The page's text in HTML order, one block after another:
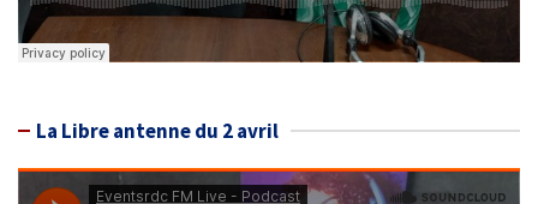
La Libre antenne du 2 avril